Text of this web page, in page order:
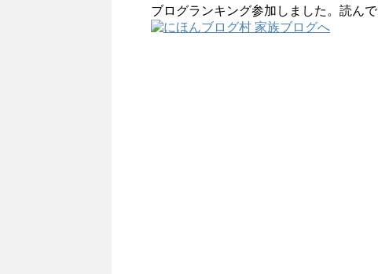
ブログランキング参加しました。読ん